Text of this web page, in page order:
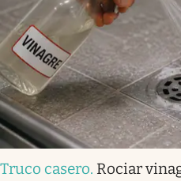
Truco casero. Rociar